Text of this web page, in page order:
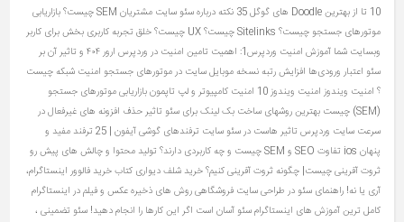
10 تا از بهترین Doodle های گوگل 35 نکته درباره سئو سایت مشتریان
SEM چیست؟ بازاریابی
موتورهای جستجو چیست؟ Sitelinks چیست؟
UX چیست؟ خلق تجربه کاربری بخش برای کاربر
وبسایت شما آموزش امنیت وردپرس1: اهمیت تامین امنیت در وردپرس
ارور ۴۰۴ و تاثیر آن بر
سئو اعتبار ورودی‌ها افزایش رتبه نسخه موبایل سایت در موتورهای جستجو امنیت شبکه چیست
؟ امنیت ویندوز امنیت ویندوز 10 امنیت کامپیوتر و لپ تاپمونبازاریابی موتورهای جستجو
(SEM) چیست
بهترین روشهای ساخت بک لینک برای سئو تاثیر حذف افزونه های غیرفعال در
سرعت سایت وردپرس تاثیر هاست در سئو سایت
ترفندهای گوشی آیفون | 25 ترفند مفید و
پنهان ios
تفاوت SEO و SEM چیست و چه کاربردی دارند؟
تولید محتوا و چالش های پیش رو
ثروت آفرینی چیست| چگونه ثروت آفرینی کنیم؟خرید شلف دیواری کتابخرید فالوور اینستاگرام،
آری یا نه! راهنمای سئو در طراحی سایت فروشگاهیروش های ذخیره عکس و فیلم در اینستاگرام
کامل ترین آموزش های اینستاگرامسئو آسان است اگر این کارها را انجام دهید! سئو تضمینی ،